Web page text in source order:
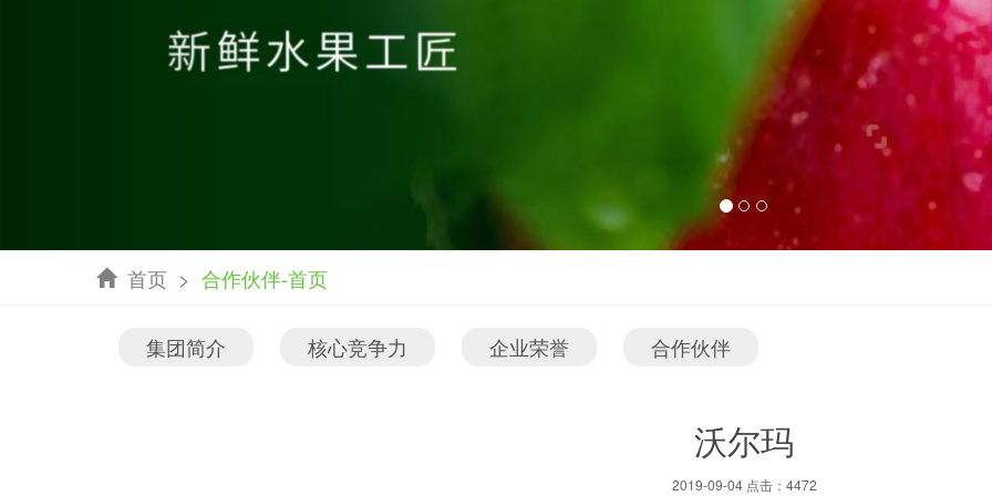
首页 > 合作伙伴-首页
集团简介 核心竞争力 企业荣誉 合作伙伴
沃尔玛
2019-09-04 点击：4472